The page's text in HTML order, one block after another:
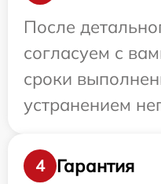
После
согласуем с
сроки
устранением
4 Гарантия